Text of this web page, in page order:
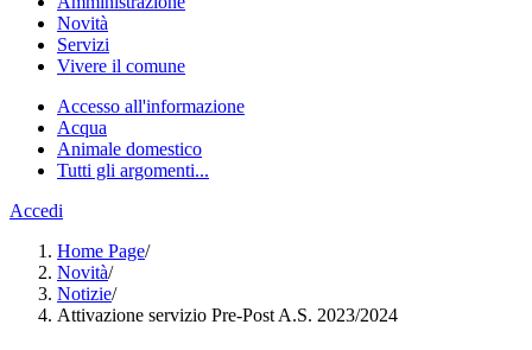
Novità
Servizi
Vivere il comune
Accesso all'informazione
Acqua
Animale domestico
Tutti gli argomenti...
Accedi
Home Page/
Novità/
Notizie/
Attivazione servizio Pre-Post A.S. 2023/2024